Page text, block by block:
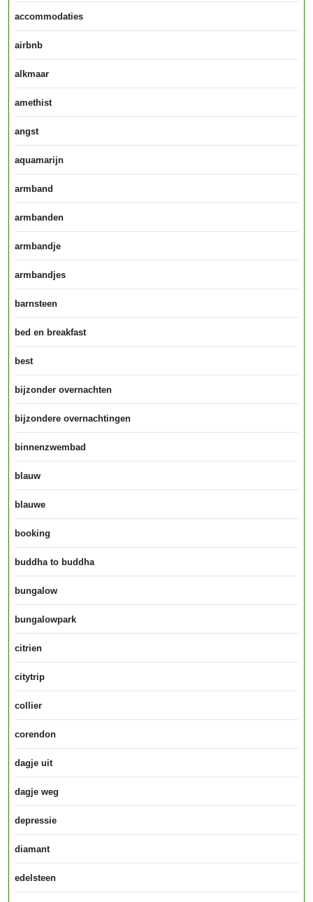
accommodaties
airbnb
alkmaar
amethist
angst
aquamarijn
armband
armbanden
armbandje
armbandjes
barnsteen
bed en breakfast
best
bijzonder overnachten
bijzondere overnachtingen
binnenzwembad
blauw
blauwe
booking
buddha to buddha
bungalow
bungalowpark
citrien
citytrip
collier
corendon
dagje uit
dagje weg
depressie
diamant
edelsteen